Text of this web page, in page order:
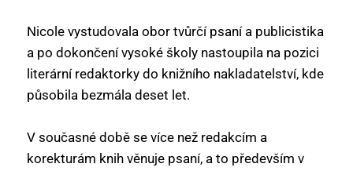
Nicole vystudovala obor tvůrčí psaní a publicistika
a po dokončení vysoké školy nastoupila na pozici
literární redaktorky do knižního nakladatelství, kde
působila bezmála deset let.
V současné době se více než redakcím a
korekturám knih věnuje psaní, a to především v